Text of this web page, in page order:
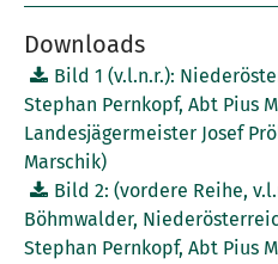
Downloads
Bild 1 (v.l.n.r.):
Stephan Pernkopf, Abt Pius
Landesjägermeister Josef
Marschik)
Bild 2: (vordere Reihe,
Böhmwalder,
Stephan Pernkopf, Abt Pius